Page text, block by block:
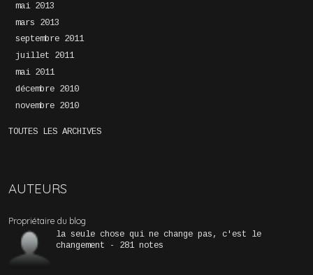
mai 2013
mars 2013
septembre 2011
juillet 2011
mai 2011
décembre 2010
novembre 2010
TOUTES LES ARCHIVES
AUTEURS
Propriétaire du blog
la seule chose qui ne change pas, c'est le
changement - 281 notes